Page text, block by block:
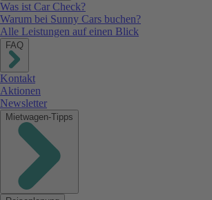
Was ist Car Check?
Warum bei Sunny Cars buchen?
Alle Leistungen auf einen Blick
FAQ
Kontakt
Aktionen
Newsletter
Mietwagen-Tipps